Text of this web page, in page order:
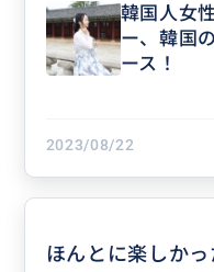
者の視点に寄り添っ
思いやりのある丁寧
の案内をしてくれまし
またソウルに長く
真夏の長い距離の移
ジュジュさんありが
また近いうちに案内
韓国人女
ー、韓国
ース！
2023/08/22
ほんとに楽しか